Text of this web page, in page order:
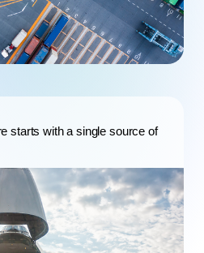
starts with a single source of